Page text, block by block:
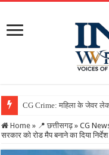
Home » 📍 छत्तीसगढ़ » CG
सरकार को रोड मैप बनाने का दिया निर्देश